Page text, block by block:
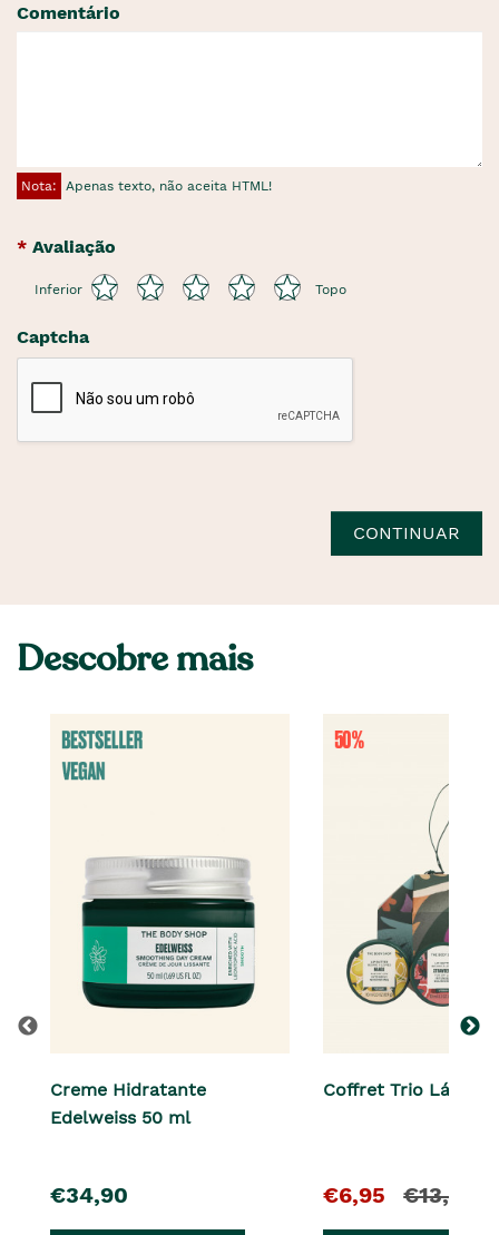
Comentário
Nota: Apenas texto, não aceita HTML!
Avaliação
Inferior Topo
Captcha
CONTINUAR
Descobre mais
Creme Hidratante
Edelweiss 50 ml
pre�o
€34,90
Coffret Trio Lábios
O
pre�o
€6,95
e
o
€13,90